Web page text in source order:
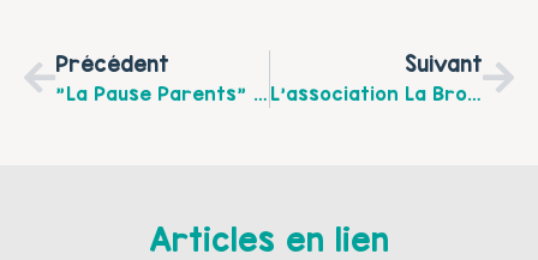
Précédent
"La Pause Parents" Les Jeudis Une Fois Tous Les 15 Jours De 16h À 17h30 Salle De Relaxation Du Collège Jean Jaurès À Aire Sur La Lys
Suivant
L’association La Brouette Bleue Vous Propose Différentes Activités Courant Octobre 2015 Sur Le Secteur De Fauquembergues
Articles en lien